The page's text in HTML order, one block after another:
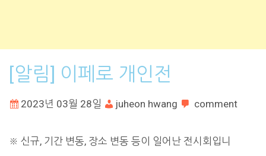
[알림] 이페로 개인전
2023년 03월 28일 juheon hwang comment
※ 신규, 기간 변동, 장소 변동 등이 일어난 전시회입니